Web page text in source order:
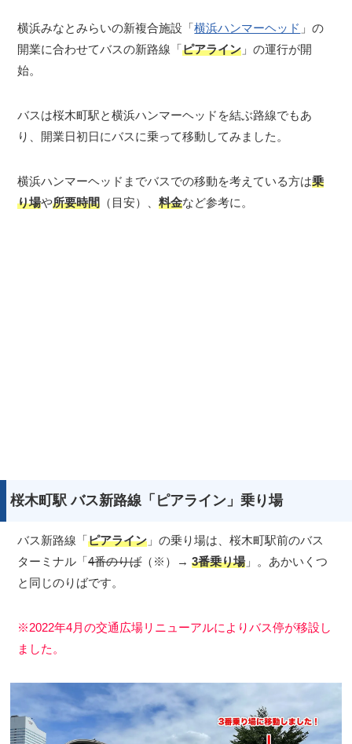
横浜みなとみらいの新複合施設「横浜ハンマーヘッド 」の
開業に合わせてバスの新路線「ピアライン 」の運行が開
始。
バスは桜木町駅と横浜ハンマーヘッドを結ぶ路線でもあ
り、開業日初日にバスに乗って移動してみました。
横浜ハンマーヘッドまでバスでの移動を考えている方は乗
り場や所要時間 （目安）、料金など参考に。
桜木町駅 バス新路線「ピアライン」乗り場
バス新路線「ピアライン 」の乗り場は、桜木町駅前のバス
ターミナル「4番のりば（※）→3番乗り場」。あかいくつ
と同じのりばです。
※2022年4月の交通広場リニューアルによりバス停が移設し
ました。